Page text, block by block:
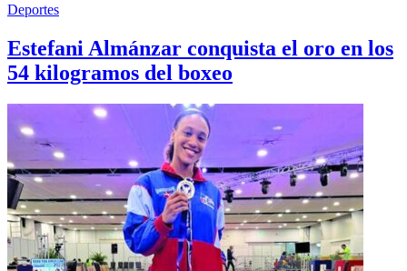
Deportes
Estefani Almánzar conquista el oro en los
54 kilogramos del boxeo